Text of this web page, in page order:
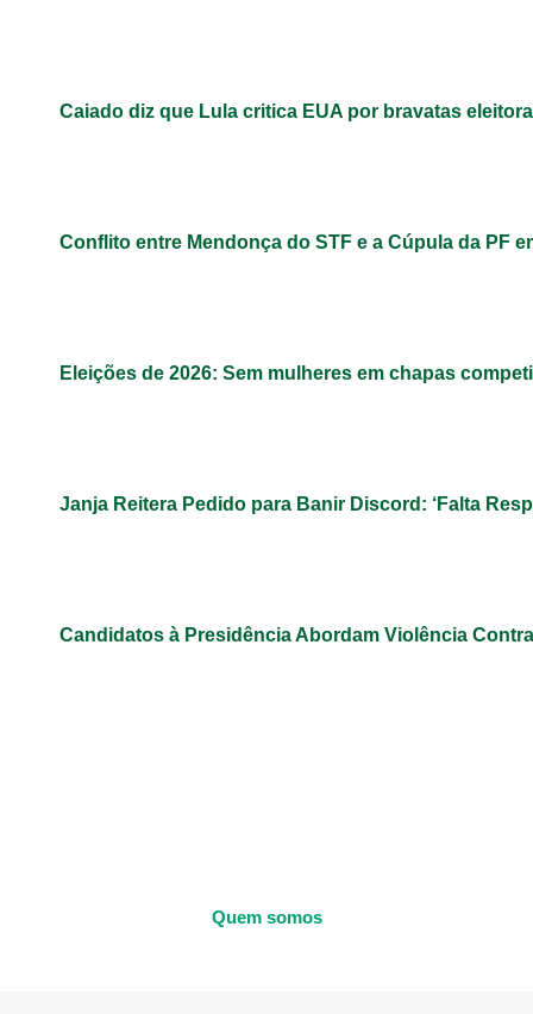
Caiado diz que Lula critica EUA por bravatas
Conflito entre Mendonça do STF e a Cúpula da PF
Eleições de 2026: Sem mulheres em chapas
Janja Reitera Pedido para Banir Discord: ‘Falta
Candidatos à Presidência Abordam Violência
Quem somos